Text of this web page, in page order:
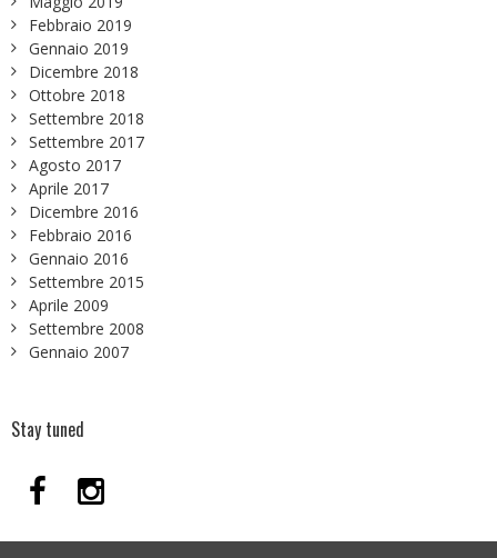
Febbraio 2019
Gennaio 2019
Dicembre 2018
Ottobre 2018
Settembre 2018
Settembre 2017
Agosto 2017
Aprile 2017
Dicembre 2016
Febbraio 2016
Gennaio 2016
Settembre 2015
Aprile 2009
Settembre 2008
Gennaio 2007
Stay tuned